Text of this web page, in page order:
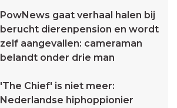
PowNews gaat verhaal halen bij
berucht dierenpension en wordt
zelf aangevallen: cameraman
belandt onder drie man
'The Chief' is niet meer:
Nederlandse hiphoppionier